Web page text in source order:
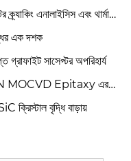
এনালাইসিস এবং থার্মাল
এক দশক
গ্রাফাইট সাসেপ্টর অপরিহার্য
MOCVD Epitaxy এর
ক্রিস্টাল বৃদ্ধি বাড়ায়